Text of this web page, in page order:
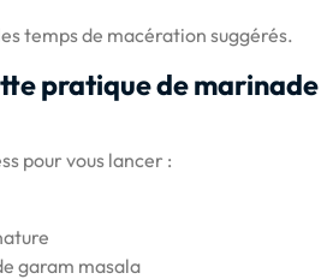
temps de macération suggérés.
pratique de marinade
pour vous lancer :
garam masala